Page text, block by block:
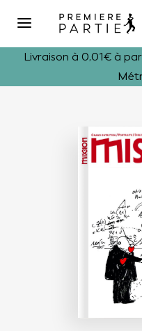
Livraison à 0,01€ à